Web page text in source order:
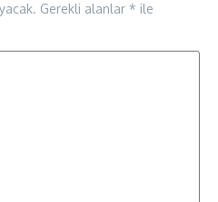
Gerekli alanlar * ile